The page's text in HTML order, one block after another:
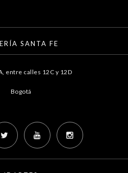
SANTA FE
entre calles 12C y 12D
Bogotá